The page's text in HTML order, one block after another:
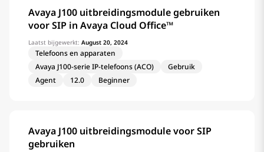
Avaya J100 uitbreidingsmodule gebruiken
voor SIP in Avaya Cloud Office™
Laatst bijgewerkt: August 20, 2024
Telefoons en apparaten
Avaya J100-serie IP-telefoons (ACO)
Gebruik
Agent
12.0 Beginner
Avaya J100 uitbreidingsmodule voor SIP
gebruiken